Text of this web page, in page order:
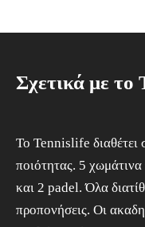
Σχετικά με το
To Tennislife
ποιότητας. 5
και 2 padel. Όλα
προπονήσεις. Οι